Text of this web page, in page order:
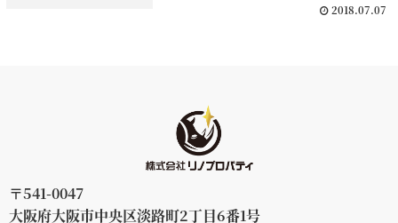
2018.07.07
〒541-0047
大阪府大阪市中央区淡路町2丁目6番1号